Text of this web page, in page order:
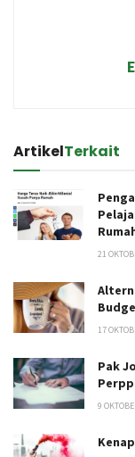
ArtikelTerkait
21
17
Pak
9